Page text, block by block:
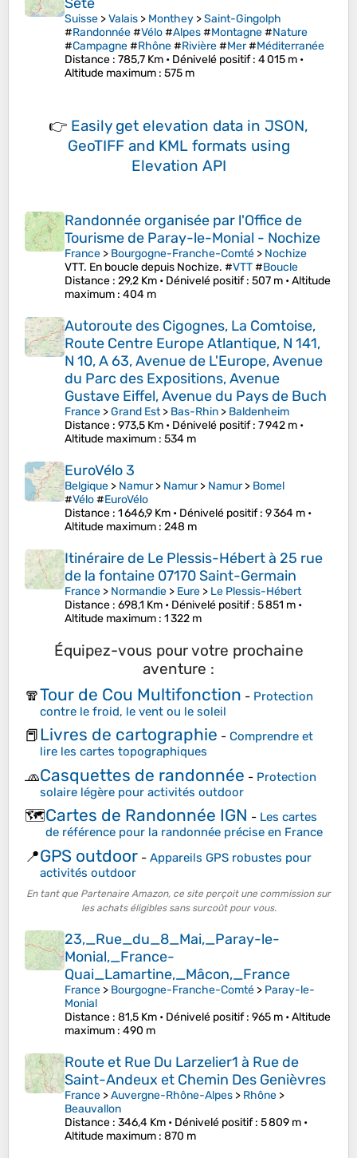
Suisse >Valais > Monthey >Saint-Gingolph
#Randonnée#Vélo#Alpes#Montagne#Nature
#Campagne#Rhône#Rivière#Mer#Méditerranée
Distance : 785,7 Km • Dénivelé positif: 4 015 m •
Altitude maximum : 575 m
👉 Easily get elevation data in JSON,
GeoTIFF and KML formats using
Elevation API
Randonnée organisée par l'Office de
Tourisme de Paray-le-Monial - Nochize
France > Bourgogne-Franche-Comté > Nochize
VTT. En boucle depuis Nochize. #VTT#Boucle
Distance : 29,2 Km • Dénivelé positif: 507 m •Altitude
maximum : 404 m
Autoroute des Cigognes, La Comtoise,
Route Centre Europe Atlantique, N 141,
N 10, A 63, Avenue de L'Europe, Avenue
du Parc des Expositions, Avenue
Gustave Eiffel, Avenue du Pays de Buch
France >Grand Est> Bas-Rhin > Baldenheim
Distance : 973,5 Km • Dénivelé positif: 7 942 m •
Altitude maximum : 534 m
EuroVélo 3
Belgique > Namur> Namur> Namur> Bomel
#Vélo#EuroVélo
Distance : 1 646,9 Km • Dénivelé positif: 9 364 m •
Altitude maximum : 248 m
Itinéraire de Le Plessis-Hébert à 25 rue
de la fontaine 07170 Saint-Germain
France > Normandie > Eure > Le Plessis-Hébert
Distance : 698,1 Km • Dénivelé positif: 5 851 m •
Altitude maximum : 1 322 m
Équipez-vous pour votre prochaine
aventure :
🧣Tour de Cou Multifonction - Protection
contre le froid, le vent ou le soleil
📕Livres de cartographie - Comprendre et
lire les cartes topographiques
🧢Casquettes de randonnée - Protection
solaire légère pour activités outdoor
🗺️Cartes de Randonnée IGN - Les cartes
de référence pour la randonnée précise en France
📍GPS outdoor - Appareils GPS robustes pour
activités outdoor
En tant que Partenaire Amazon, ce site perçoit une commission sur
les achats éligibles sans surcoût pour vous.
23,_Rue_du_8_Mai,_Paray-le-
Monial,_France-
Quai_Lamartine,_Mâcon,_France
France > Bourgogne-Franche-Comté > Paray-le-
Monial
Distance : 81,5 Km • Dénivelé positif: 965 m •Altitude
maximum : 490 m
Route et Rue Du Larzelier1 à Rue de
Saint-Andeux et Chemin Des Genièvres
France >Auvergne-Rhône-Alpes > Rhône >
Beauvallon
Distance : 346,4 Km • Dénivelé positif: 5 809 m •
Altitude maximum : 870 m